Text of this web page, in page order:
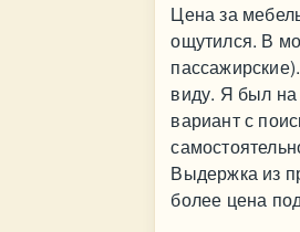
Цена за
ощутился. В
виду. Я был на
вариант с
Выдержка из
более цена